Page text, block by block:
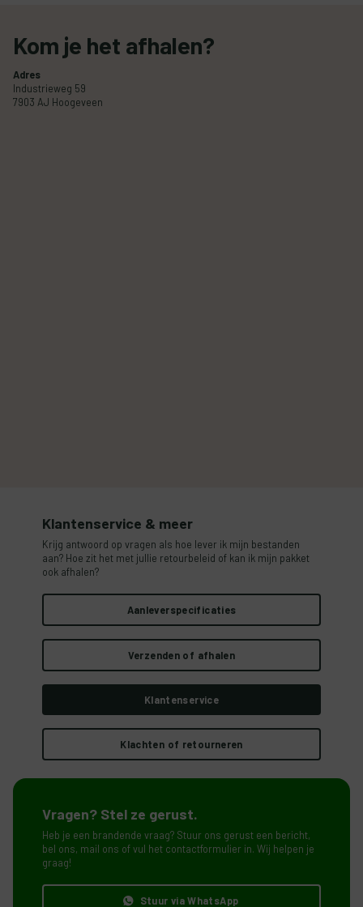
Kom je het afhalen?
Adres
Industrieweg 59
7903 AJ Hoogeveen
Klantenservice & meer
Krijg antwoord op vragen als hoe lever ik mijn bestanden
aan? Hoe zit het met jullie retourbeleid of kan ik mijn pakket
ook afhalen?
Aanleverspecificaties
Verzenden of afhalen
Klantenservice
Klachten of retourneren
Vragen? Stel ze gerust.
Heb je een brandende vraag? Stuur ons gerust een bericht,
bel ons, mail ons of vul het contactformulier in. Wij helpen je
graag!
Stuur via WhatsApp